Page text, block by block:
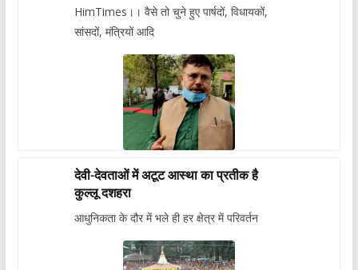
HimTimes।। वैसे तो चुने हुए पार्षदों, विधायकों,
सांसदों, मंत्रियों आदि
देवी-देवताओं में अटूट आस्था का प्रतीक है
कुल्लू दशहरा
आधुनिकता के दौर में भले ही हर क्षेत्र में परिवर्तन